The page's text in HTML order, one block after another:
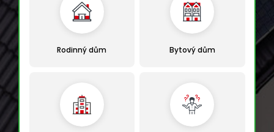
Rodinný dům Bytový dům